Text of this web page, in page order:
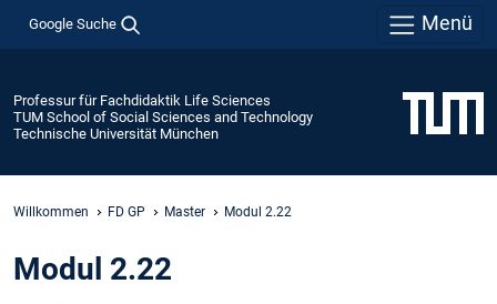
Google Suche Menü
Professur für Fachdidaktik Life Sciences
TUM School of Social Sciences and Technology
Technische Universität München
Willkommen FD GP Master Modul 2.22
Modul 2.22